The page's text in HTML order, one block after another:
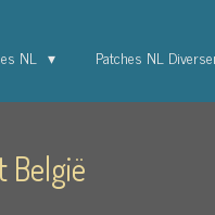
NL Patches NL
België